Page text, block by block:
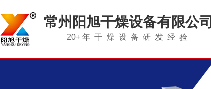
常州阳旭干燥设备有限公司
20+ 年干燥设备研发经验